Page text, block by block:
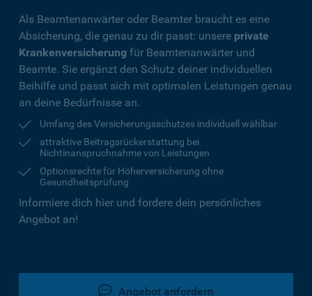
Als Beamtenanwärter oder Beamter braucht es eine
Absicherung, die genau zu dir passt: unsere private
Krankenversicherung für Beamtenanwärter und
Beamte. Sie ergänzt den Schutz deiner individuellen
Beihilfe und passt sich mit optimalen Leistungen genau
an deine Bedürfnisse an.
Umfang des Versicherungsschutzes individuell wählbar
attraktive Beitragsrückerstattung bei
Nichtinanspruchnahme von Leistungen
Optionsrechte für Höherversicherung ohne
Gesundheitsprüfung
Informiere dich hier und fordere dein persönliches
Angebot an!
Angebot anfordern